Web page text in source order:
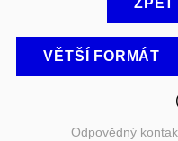
ZPĚT
VĚTŠÍ FORMÁT
Odpovědný